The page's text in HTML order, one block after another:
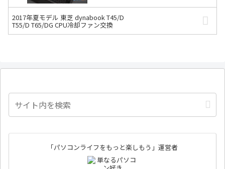
2017年夏モデル 東芝 dynabook T45/D
T55/D T65/DG CPU冷却ファン交換
「パソコンライフをもっと楽しもう」運営者